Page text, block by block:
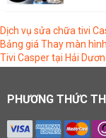
Dịch vụ sửa chữa tivi
Bảng giá Thay màn
Tivi Casper tại Hải
PHƯƠNG THỨC